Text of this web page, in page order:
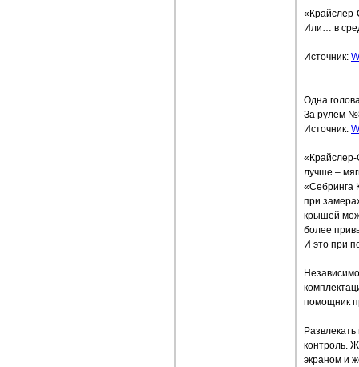
«Крайслер-
Или… в
Источник:
Одна
За рулем
Источник:
«Крайслер-
лучше –
«Себринга
при
крышей
более
И это при
помощник
контроль.
экраном и